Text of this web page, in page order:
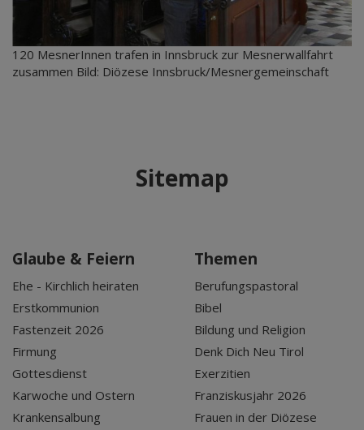
120 MesnerInnen trafen in Innsbruck zur Mesnerwallfahrt
zusammen Bild: Diözese Innsbruck/Mesnergemeinschaft
Sitemap
Glaube & Feiern
Ehe - Kirchlich heiraten
Erstkommunion
Fastenzeit 2026
Firmung
Gottesdienst
Karwoche und Ostern
Krankensalbung
Themen
Berufungspastoral
Bibel
Bildung und Religion
Denk Dich Neu Tirol
Exerzitien
Franziskusjahr 2026
Frauen in der Diözese